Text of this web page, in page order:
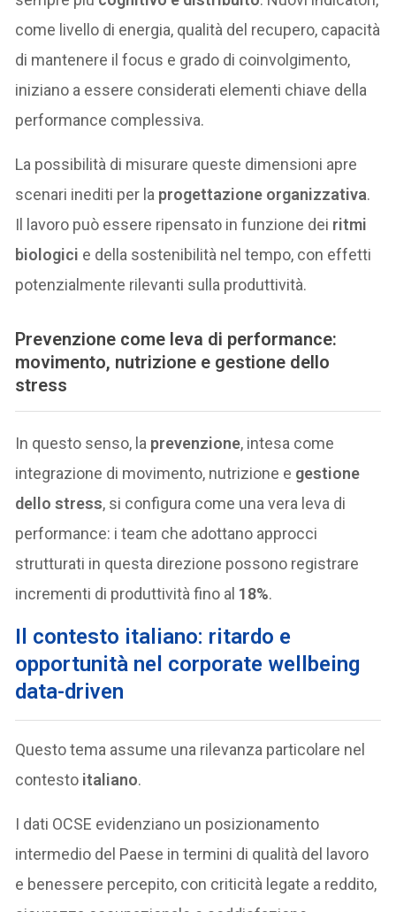
come livello di energia, qualità del recupero, capacità
di mantenere il focus e grado di coinvolgimento,
iniziano a essere considerati elementi chiave della
performance complessiva.
La possibilità di misurare queste dimensioni apre
scenari inediti per la progettazione organizzativa.
Il lavoro può essere ripensato in funzione dei ritmi
biologici e della sostenibilità nel tempo, con effetti
potenzialmente rilevanti sulla produttività.
Prevenzione come leva di performance:
movimento, nutrizione e gestione dello
stress
In questo senso, la prevenzione, intesa come
integrazione di movimento, nutrizione e gestione
dello stress, si configura come una vera leva di
performance: i team che adottano approcci
strutturati in questa direzione possono registrare
incrementi di produttività fino al 18%.
Il contesto italiano: ritardo e
opportunità nel corporate wellbeing
data-driven
Questo tema assume una rilevanza particolare nel
contesto italiano.
I dati OCSE evidenziano un posizionamento
intermedio del Paese in termini di qualità del lavoro
e benessere percepito, con criticità legate a reddito,